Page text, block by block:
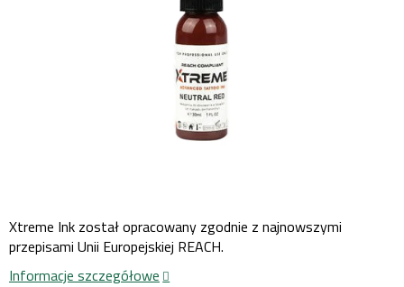
Xtreme Ink został opracowany zgodnie z najnowszymi
przepisami Unii Europejskiej REACH.
Informacje szczegółowe